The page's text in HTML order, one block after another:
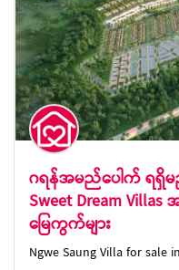
ဂရန်အမည်ပေါက် ရရှိ
Sweet Dream
မြေကွက်များ
Ngwe Saung Villa for sale